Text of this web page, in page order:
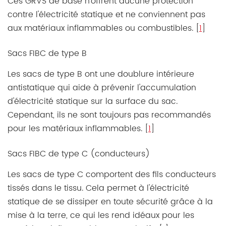
contre l'électricité statique et ne conviennent pas
aux matériaux inflammables ou combustibles. [1]
Sacs FIBC de type B
Les sacs de type B ont une doublure intérieure
antistatique qui aide à prévenir l'accumulation
d'électricité statique sur la surface du sac.
Cependant, ils ne sont toujours pas recommandés
pour les matériaux inflammables. [1]
Sacs FIBC de type C (conducteurs)
Les sacs de type C comportent des fils conducteurs
tissés dans le tissu. Cela permet à l'électricité
statique de se dissiper en toute sécurité grâce à la
mise à la terre, ce qui les rend idéaux pour les